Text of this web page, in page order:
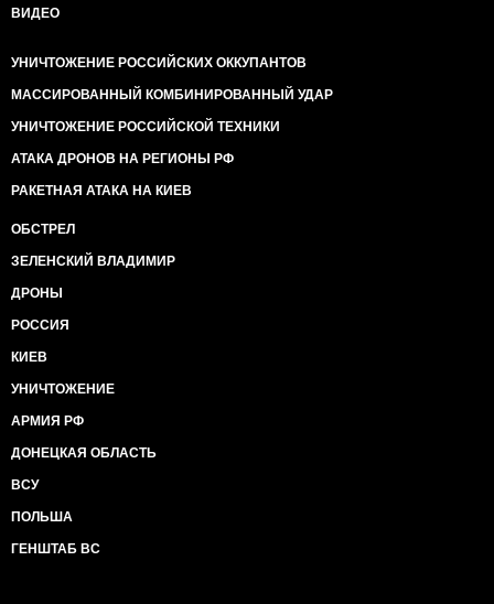
ВИДЕО
УНИЧТОЖЕНИЕ РОССИЙСКИХ ОККУПАНТОВ
МАССИРОВАННЫЙ КОМБИНИРОВАННЫЙ УДАР
УНИЧТОЖЕНИЕ РОССИЙСКОЙ ТЕХНИКИ
АТАКА ДРОНОВ НА РЕГИОНЫ РФ
РАКЕТНАЯ АТАКА НА КИЕВ
ОБСТРЕЛ
ЗЕЛЕНСКИЙ ВЛАДИМИР
ДРОНЫ
РОССИЯ
КИЕВ
УНИЧТОЖЕНИЕ
АРМИЯ РФ
ДОНЕЦКАЯ ОБЛАСТЬ
ВСУ
ПОЛЬША
ГЕНШТАБ ВС